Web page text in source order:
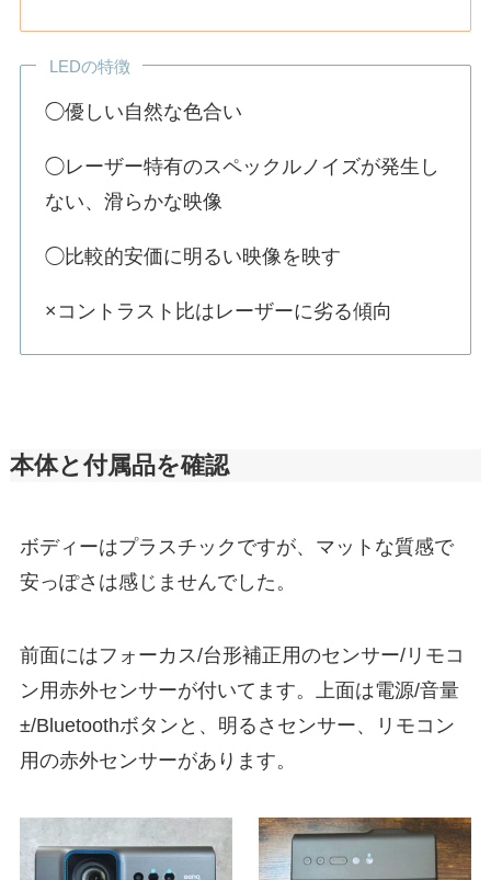
LEDの特徴
◯優しい自然な色合い
◯レーザー特有のスペックルノイズが発生し
ない、滑らかな映像
◯比較的安価に明るい映像を映す
×コントラスト比はレーザーに劣る傾向
本体と付属品を確認
ボディーはプラスチックですが、マットな質感で
安っぽさは感じませんでした。
前面にはフォーカス/台形補正用のセンサー/リモコ
ン用赤外センサーが付いてます。上面は電源/音量
±/Bluetoothボタンと、明るさセンサー、リモコン
用の赤外センサーがあります。